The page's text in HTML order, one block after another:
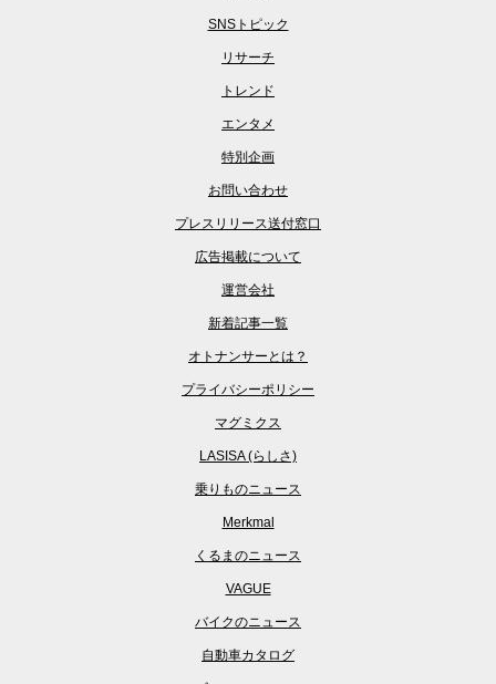
SNSトピック
リサーチ
トレンド
エンタメ
特別企画
お問い合わせ
プレスリリース送付窓口
広告掲載について
運営会社
新着記事一覧
オトナンサーとは？
プライバシーポリシー
マグミクス
LASISA (らしさ)
乗りものニュース
Merkmal
くるまのニュース
VAGUE
バイクのニュース
自動車カタログ